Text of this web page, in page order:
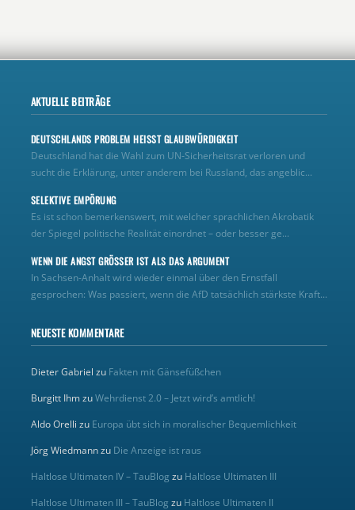
AKTUELLE BEITRÄGE
DEUTSCHLANDS PROBLEM HEISST GLAUBWÜRDIGKEIT
Deutschland hat die Wahl zum UN‑Sicherheitsrat verloren und
sucht die Erklärung, unter anderem bei Russland, das angeblic...
SELEKTIVE EMPÖRUNG
Es ist schon bemerkenswert, mit welcher sprachlichen Akrobatik
der Spiegel politische Realität einordnet – oder besser ge...
WENN DIE ANGST GRÖSSER IST ALS DAS ARGUMENT
In Sachsen-Anhalt wird wieder einmal über den Ernstfall
gesprochen: Was passiert, wenn die AfD tatsächlich stärkste Kraft...
NEUESTE KOMMENTARE
Dieter Gabriel zu Fakten mit Gänsefüßchen
Burgitt IhmzuWehrdienst 2.0 – Jetzt wird’s amtlich!
Aldo Orelli zu Europa übt sich in moralischer Bequemlichkeit
Jörg Wiedmannzu Die Anzeige ist raus
Haltlose Ultimaten IV – TauBlog zu Haltlose Ultimaten III
Haltlose Ultimaten III – TauBlog zu Haltlose Ultimaten II